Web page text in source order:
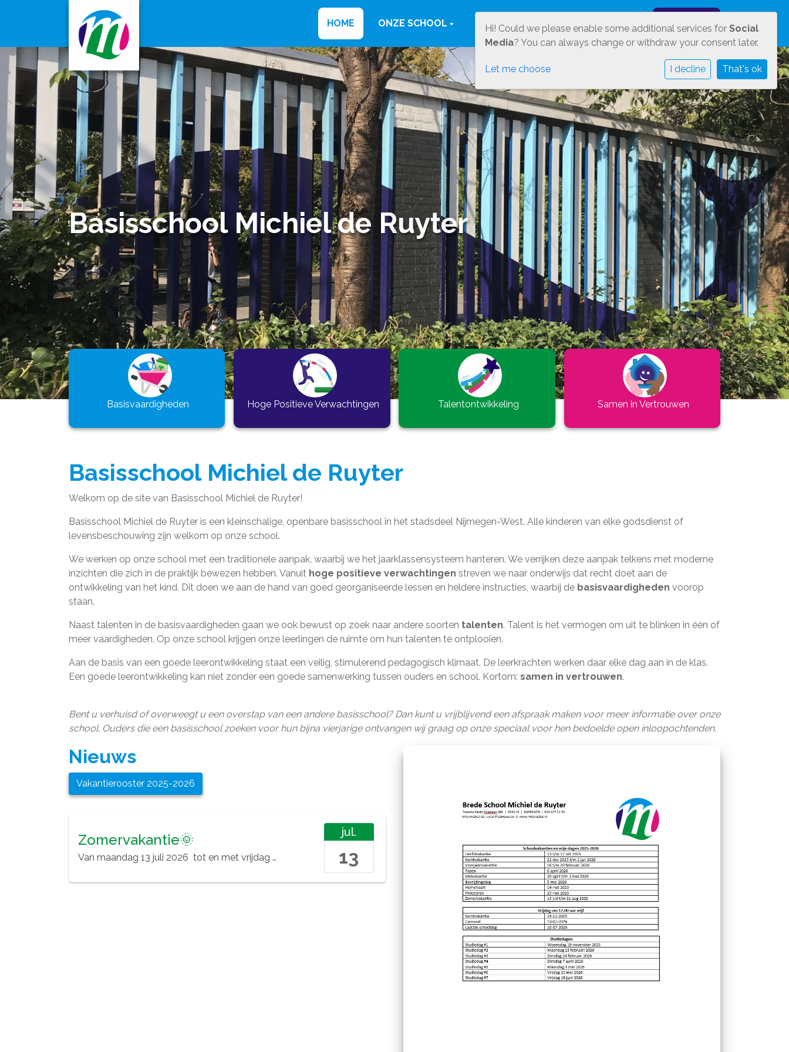
HOME ONZE SCHOOL INFORMATIE PARTICIPATIE Inloggen
Basisschool Michiel de Ruyter
Basisvaardigheden Hoge Positieve Verwachtingen Talentontwikkeling Samen in Vertrouwen
Basisschool Michiel de Ruyter
Welkom op de site van Basisschool Michiel de Ruyter!
Basisschool Michiel de Ruyter is een kleinschalige, openbare basisschool in het stadsdeel Nijmegen-West. Alle kinderen van elke godsdienst of
levensbeschouwing zijn welkom op onze school.
We werken op onze school met een traditionele aanpak, waarbij we het jaarklassensysteem hanteren. We verrijken deze aanpak telkens met moderne
inzichten die zich in de praktijk bewezen hebben. Vanuit hoge positieve verwachtingen streven we naar onderwijs dat recht doet aan de
ontwikkeling van het kind. Dit doen we aan de hand van goed georganiseerde lessen en heldere instructies, waarbij de basisvaardigheden voorop
staan.
Naast talenten in de basisvaardigheden gaan we ook bewust op zoek naar andere soorten talenten. Talent is het vermogen om uit te blinken in één of
meer vaardigheden. Op onze school krijgen onze leerlingen de ruimte om hun talenten te ontplooien.
Aan de basis van een goede leerontwikkeling staat een veilig, stimulerend pedagogisch klimaat. De leerkrachten werken daar elke dag aan in de klas.
Een goede leerontwikkeling kan niet zonder een goede samenwerking tussen ouders en school. Kortom: samen in vertrouwen.
Bent u verhuisd of overweegt u een overstap van een andere basisschool? Dan kunt u vrijblijvend een afspraak maken voor meer informatie over onze
school. Ouders die een basisschool zoeken voor hun bijna vierjarige ontvangen wij graag op onze speciaal voor hen bedoelde open inloopochtenden.
Nieuws
Vakantierooster 2025-2026
Zomervakantie🌞
Van maandag 13 juli 2026 tot en met vrijdag 21 augustus 2026
jul.
13
Hi! Could we please enable some additional services for Social
Media? You can always change or withdraw your consent later.
Let me choose I decline That's ok